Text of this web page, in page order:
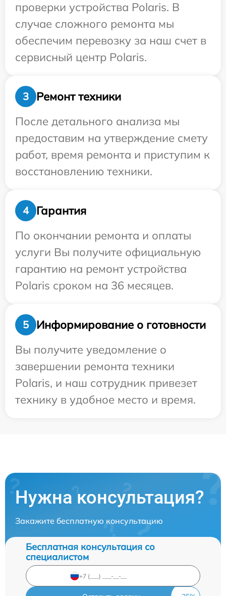
проверки устройства Polaris. В
случае сложного ремонта мы
обеспечим перевозку за наш счет в
сервисный центр Polaris.
3
Ремонт техники
После детального анализа мы
предоставим на утверждение смету
работ, время ремонта и приступим к
восстановлению техники.
4
Гарантия
По окончании ремонта и оплаты
услуги Вы получите официальную
гарантию на ремонт устройства
Polaris сроком на 36 месяцев.
5
Информирование о готовности
Вы получите уведомление о
завершении ремонта техники
Polaris, и наш сотрудник привезет
технику в удобное место и время.
Нужна консультация?
Закажите бесплатную консультацию
Бесплатная консультация со
специалистом